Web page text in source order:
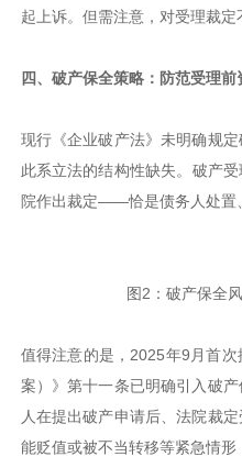
起上诉。但需注意，对受理裁定
四、破产保全策略：防范受理前
现行《企业破产法》未明确规
此系立法的结构性缺失。破产
院作出裁定——恰是债务人处置
图2：破产保全
值得注意的是，2025年9月首
案）》第十一条已明确引入破
人在提出破产申请后、法院裁
能贬值或被不当转移等紧急情形